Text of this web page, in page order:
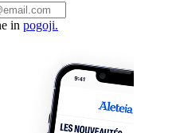
in pogoji.